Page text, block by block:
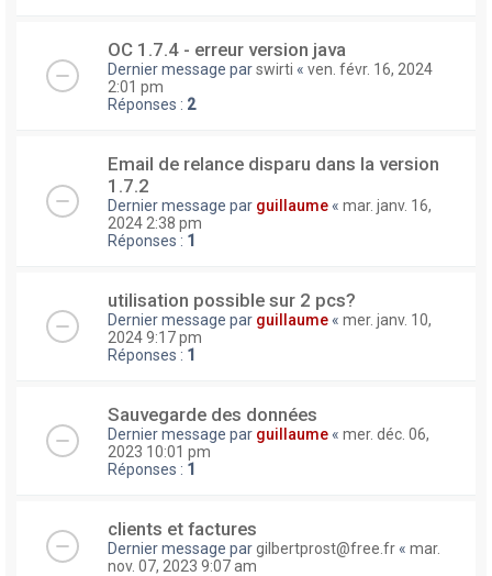
OC 1.7.4 - erreur version java
Dernier message parswirti « ven. févr. 16, 2024
2:01 pm
Réponses : 2
Email de relance disparu dans la version
1.7.2
Dernier message par guillaume « mar. janv. 16,
2024 2:38 pm
Réponses : 1
utilisation possible sur 2 pcs?
Dernier message par guillaume « mer. janv. 10,
2024 9:17 pm
Réponses : 1
Sauvegarde des données
Dernier message par guillaume « mer. déc. 06,
2023 10:01 pm
Réponses : 1
clients et factures
Dernier message pargilbertprost@free.fr « mar.
nov. 07, 2023 9:07 am